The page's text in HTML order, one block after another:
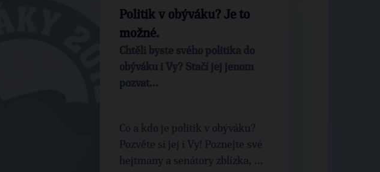
Politik v obýváku? Je to
možné.
Chtěli byste svého politika do
obýváku i Vy? Stačí jej jenom
pozvat...
Co a kdo je politik v obýváku?
Pozvěte si jej i Vy! Poznejte své
hejtmany a senátory zblízka, ...